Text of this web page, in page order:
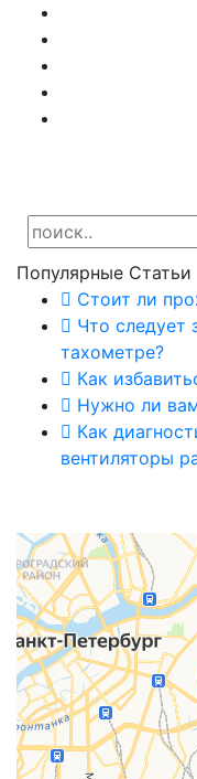
Популярные Статьи
Стоит ли
Что следует
тахометре?
Как
Нужно ли
Как
вентиляторы